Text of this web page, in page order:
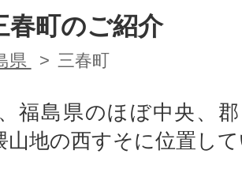
春町のご紹介
県 三春町
福島県のほぼ中央、
山地の西すそに位置し